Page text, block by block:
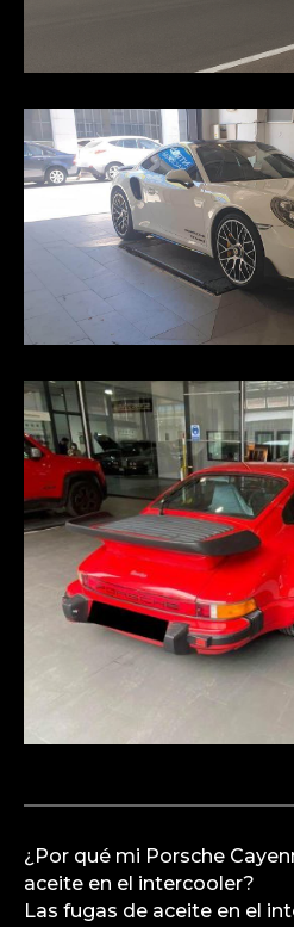
¿Por qué mi Porsche
aceite en el intercooler?
Las fugas de aceite en el